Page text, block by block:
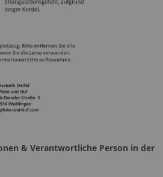
& Verantwortliche Person in der